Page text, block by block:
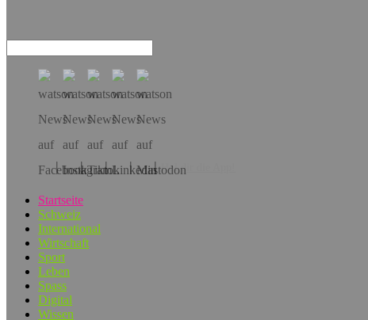
Hol dir die App!
Startseite
Schweiz
International
Wirtschaft
Sport
Leben
Spass
Digital
Wissen